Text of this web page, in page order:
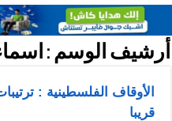
اختتام سباق «عبر
أرشيف الوسم :
الأوقاف الفلسطينية :
قريبا